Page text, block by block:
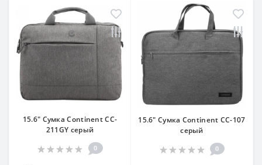
15.6" Сумка Continent CC-
211GY серый
0
15.6" Сумка Continent CC-107
серый
0